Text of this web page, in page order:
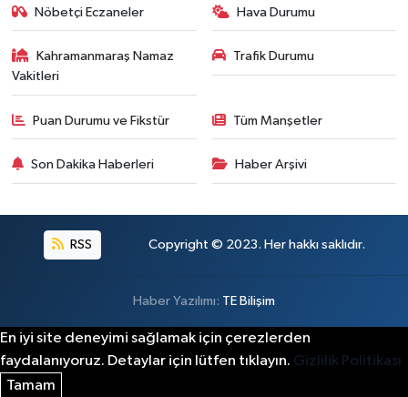
Nöbetçi Eczaneler Hava Durumu
Kahramanmaraş Namaz
Vakitleri
Trafik Durumu
Puan Durumu ve Fikstür Tüm Manşetler
Son Dakika Haberleri Haber Arşivi
RSS Copyright © 2023. Her hakkı saklıdır.
Haber Yazılımı: TE Bilişim
En iyi site deneyimi sağlamak için çerezlerden
faydalanıyoruz. Detaylar için lütfen tıklayın. Gizlilik Politikası
Tamam